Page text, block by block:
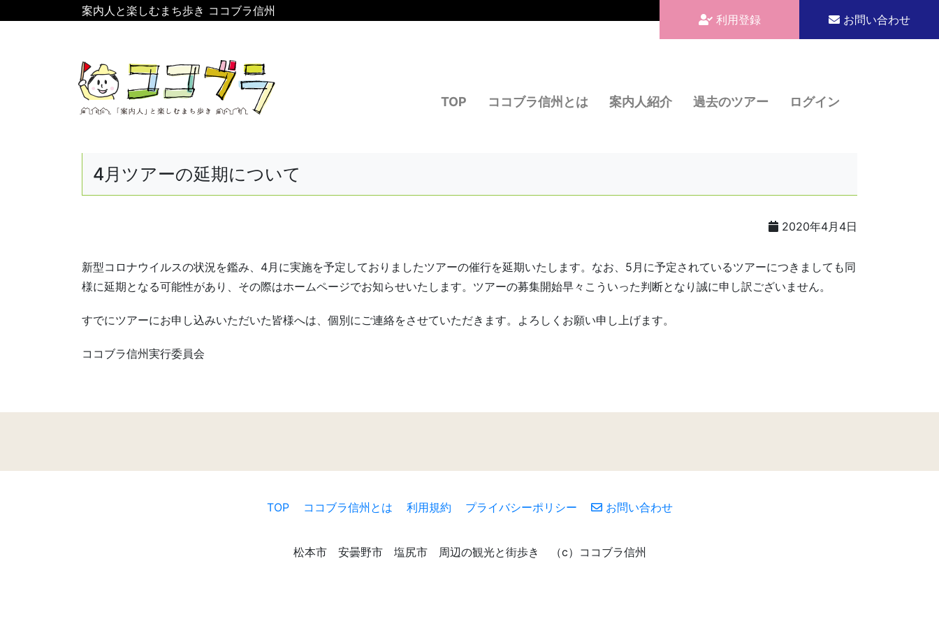
案内人と楽しむまち歩き ココブラ信州
利用登録 お問い合わせ
TOP ココブラ信州とは 案内人紹介 過去のツアー ログイン
4月ツアーの延期について
2020年4月4日
新型コロナウイルスの状況を鑑み、4月に実施を予定しておりましたツアーの催行を延期いたします。なお、5月に予定されているツアーにつきましても同
様に延期となる可能性があり、その際はホームページでお知らせいたします。ツアーの募集開始早々こういった判断となり誠に申し訳ございません。
すでにツアーにお申し込みいただいた皆様へは、個別にご連絡をさせていただきます。よろしくお願い申し上げます。
ココブラ信州実行委員会
TOP ココブラ信州とは 利用規約 プライバシーポリシー お問い合わせ
松本市 安曇野市 塩尻市 周辺の観光と街歩き （c）ココブラ信州